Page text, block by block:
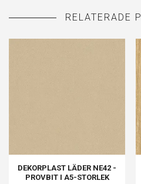
DEKORPLAST LÄDER NE42 -
PROVBIT I A5-STORLEK